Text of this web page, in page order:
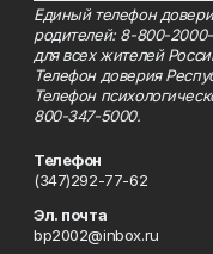
Единый телефон
родителей: 8-800-
для всех жителей
Телефон доверия
Телефон
800-347-5000.
Телефон
(347)292-77-62
Эл. почта
bp2002@inbox.ru